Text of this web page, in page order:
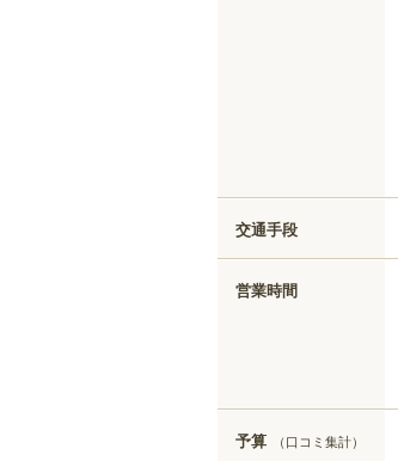
交通手段
営業時間
予算 （口コミ集計）